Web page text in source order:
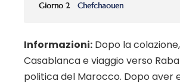
Giorno 2 Chefchaouen
Informazioni: Dopo la
Casablanca e viaggio verso
politica del Marocco. Dopo aver